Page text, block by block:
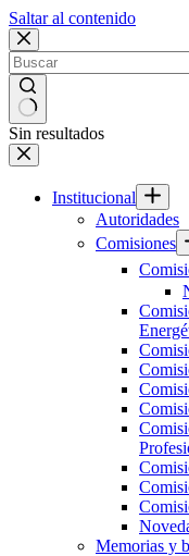
Saltar al contenido
Sin resultados
Institucional
Autoridades
Comisiones
Memorias y